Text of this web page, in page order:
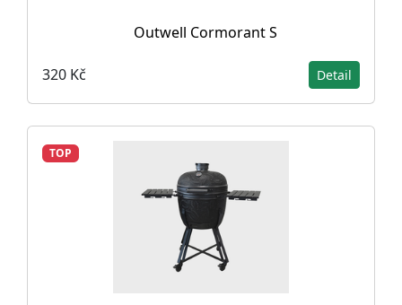
Outwell Cormorant S
320 Kč Detail
TOP